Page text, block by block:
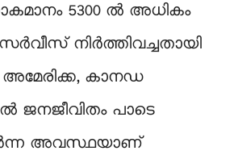
5300 ൽ അധികം
നിർത്തിവച്ചതായി
അമേരിക്ക, കാനഡ
ജനജീവിതം പാടെ
അവസ്ഥയാണ്